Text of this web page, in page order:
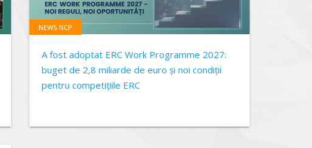
NEWS NCP
A fost adoptat ERC Work Programme 2027:
buget de 2,8 miliarde de euro și noi condiții
pentru competițiile ERC